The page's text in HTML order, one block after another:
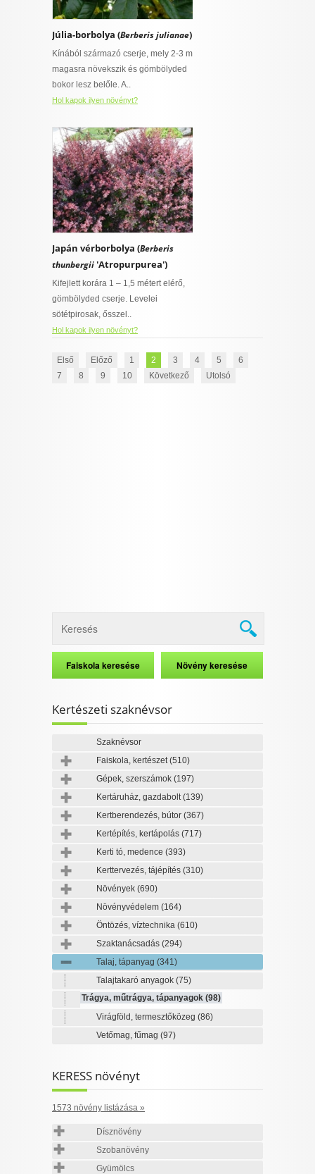
Júlia-borbolya (Berberis julianae)
Kínából származó cserje, mely 2-3 m
magasra növekszik és gömbölyded
bokor lesz belőle. A..
Hol kapok ilyen növényt?
Japán vérborbolya (Berberis
thunbergii'Atropurpurea')
Kifejlett korára 1 – 1,5 métert elérő,
gömbölyded cserje. Levelei
sötétpirosak, ősszel..
Hol kapok ilyen növényt?
Első Előző 1 2 3 4 5
6
7
8 9 10 Következő Utolsó
Kertészeti szaknévsor
Szaknévsor
Faiskola, kertészet(510)
Gépek, szerszámok (197)
Kertáruház, gazdabolt(139)
Kertberendezés, bútor (367)
Kertépítés, kertápolás (717)
Kerti tó, medence (393)
Kerttervezés, tájépítés (310)
Növények (690)
Növényvédelem (164)
Öntözés, víztechnika (610)
Szaktanácsadás (294)
Talaj, tápanyag (341)
Talajtakaró anyagok (75)
Trágya, műtrágya, tápanyagok (98)
Virágföld, termesztőközeg (86)
Vetőmag, fűmag (97)
KERESS növényt
1573 növény listázása »
Dísznövény
Szobanövény
Gyümölcs